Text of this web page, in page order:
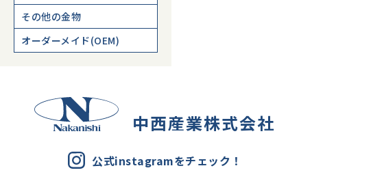
その他の金物
オーダーメイド(OEM)
中西産業株式会社
公式instagramをチェック！